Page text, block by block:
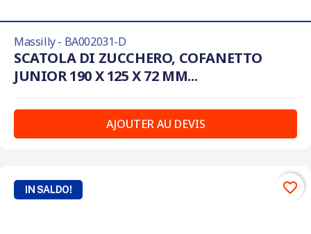
Massilly - BA002031-D
SCATOLA DI ZUCCHERO, COFANETTO
JUNIOR 190 X 125 X 72 MM...
AJOUTER AU DEVIS
IN SALDO! favorite_border